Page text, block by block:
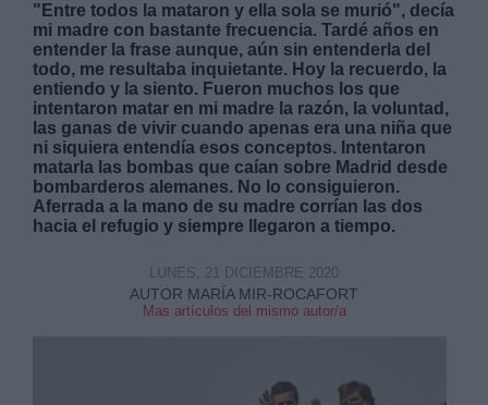
"Entre todos la mataron y ella sola se murió", decía
mi madre con bastante frecuencia. Tardé años en
entender la frase aunque, aún sin entenderla del
todo, me resultaba inquietante. Hoy la recuerdo, la
entiendo y la siento. Fueron muchos los que
intentaron matar en mi madre la razón, la voluntad,
las ganas de vivir cuando apenas era una niña que
ni siquiera entendía esos conceptos. Intentaron
matarla las bombas que caían sobre Madrid desde
bombarderos alemanes. No lo consiguieron.
Aferrada a la mano de su madre corrían las dos
hacia el refugio y siempre llegaron a tiempo.
AUTOR MARÍA MIR-ROCAFORT
Mas artículos del mismo autor/a
LUNES, 21 DICIEMBRE 2020
Destinatarios:
Derechos:
link
Información adicional